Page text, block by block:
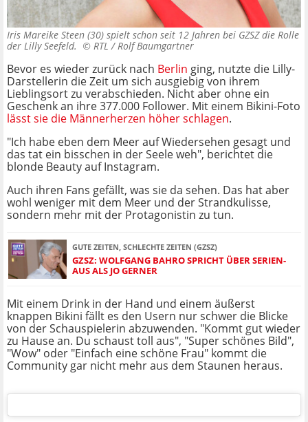
Iris Mareike Steen (30) spielt schon seit 12 Jahren bei GZSZ die Rolle
der Lilly Seefeld. © RTL / Rolf Baumgartner
Bevor es wieder zurück nach Berlin ging, nutzte die Lilly-
Darstellerin die Zeit um sich ausgiebig von ihrem
Lieblingsort zu verabschieden. Nicht aber ohne ein
Geschenk an ihre 377.000 Follower. Mit einem Bikini-Foto
lässt sie die Männerherzen höher schlagen.
"Ich habe eben dem Meer auf Wiedersehen gesagt und
das tat ein bisschen in der Seele weh", berichtet die
blonde Beauty auf Instagram.
Auch ihren Fans gefällt, was sie da sehen. Das hat aber
wohl weniger mit dem Meer und der Strandkulisse,
sondern mehr mit der Protagonistin zu tun.
GUTE ZEITEN, SCHLECHTE ZEITEN (GZSZ)
GZSZ: WOLFGANG BAHRO SPRICHT ÜBER SERIEN-
AUS ALS JO GERNER
Mit einem Drink in der Hand und einem äußerst
knappen Bikini fällt es den Usern nur schwer die Blicke
von der Schauspielerin abzuwenden. "Kommt gut wieder
zu Hause an. Du schaust toll aus", "Super schönes Bild",
"Wow" oder "Einfach eine schöne Frau" kommt die
Community gar nicht mehr aus dem Staunen heraus.